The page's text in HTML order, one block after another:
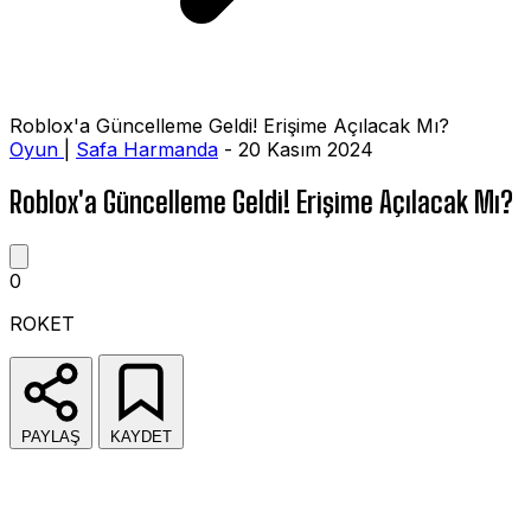
Roblox'a Güncelleme Geldi! Erişime Açılacak Mı?
Oyun
Safa Harmanda - 20 Kasım 2024
Roblox'a Güncelleme Geldi! Erişime Açılacak Mı?
0
ROKET
PAYLAŞ KAYDET